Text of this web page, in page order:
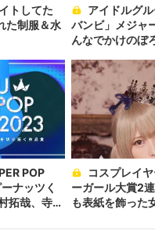
た制服＆水
バンビ」メジャ
んなでかけのぼ
ナッツく
拓哉、寺田
ーガール大賞2
も表紙を飾った